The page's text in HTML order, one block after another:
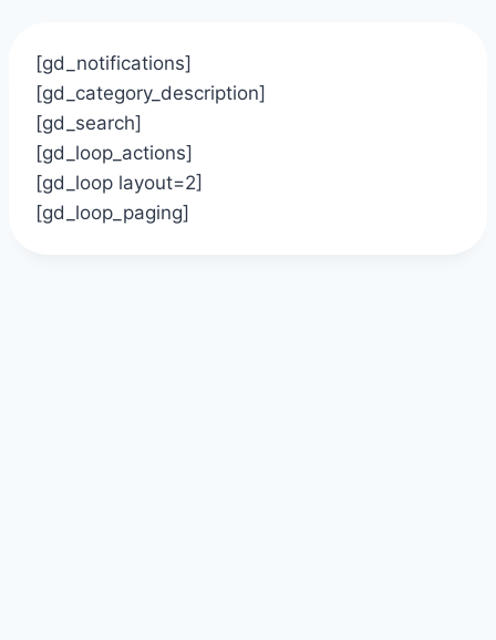
[gd_notifications]
[gd_category_description]
[gd_search]
[gd_loop_actions]
[gd_loop layout=2]
[gd_loop_paging]